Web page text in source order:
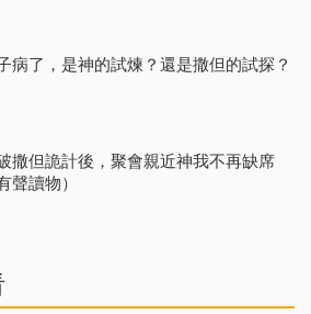
病了，是神的試煉？還是撒但的試探？
撒但詭計後，聚會親近神我不再缺席
聲讀物）